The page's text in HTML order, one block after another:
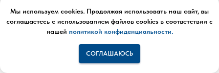
Мы используем cookies. Продолжая использовать наш сайт, вы
соглашаетесь с использованием файлов cookies в соответствии с
нашей политикой конфиденциальности.
СОГЛАШАЮСЬ